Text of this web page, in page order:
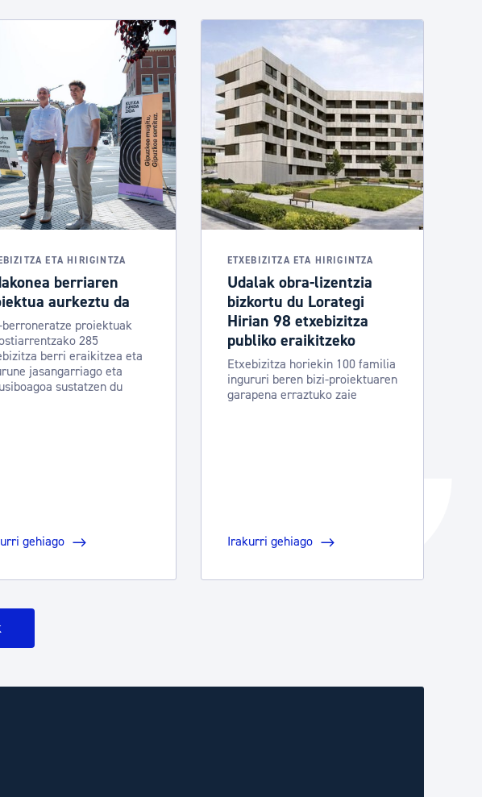
ETA HIRIGINTZA
berriaren
aurkeztu da
proiektuak
285
berri eraikitzea eta
jasangarriago eta
sustatzen du
gehiago
ETXEBIZITZA ETA HIRIGINTZA
Udalak obra-lizentzia
bizkortu du Lorategi
Hirian 98 etxebizitza
publiko eraikitzeko
Etxebizitza horiekin 100 familia
ingururi beren bizi-proiektuaren
garapena erraztuko zaie
Irakurri gehiago